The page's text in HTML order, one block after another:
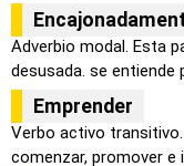
Adverbio modal. Esta
desusada. se entiende
Emprender
Verbo activo
comenzar, promover e